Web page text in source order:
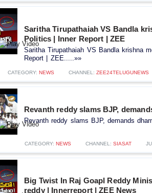
Saritha Tirupathaiah VS Bandla
Politics | Inner Report | ZEE
Saritha Tirupathaiah VS Bandla krishna
Report | ZEE.....»»
CATEGORY: NEWS CHANNEL: ZEE24TELUGUNEWS
Revanth reddy slams BJP,
Revanth reddy slams BJP, demands
CATEGORY: NEWS CHANNEL: SIASAT
Big Twist In Raj Goapl Reddy
reddy | Innerreport | ZEE News